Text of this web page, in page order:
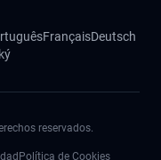
FrançaisDeutsch
reservados.
Política de Cookies